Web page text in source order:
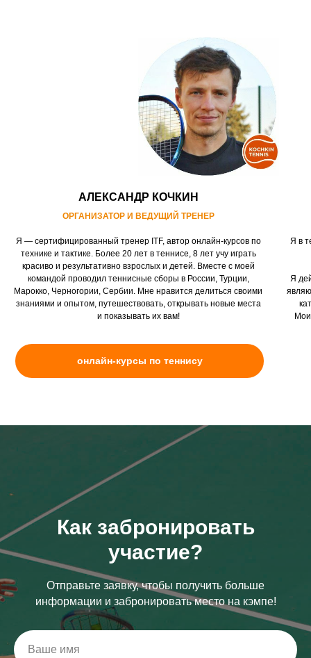
АЛЕКСАНДР КОЧКИН
ОРГАНИЗАТОР И ВЕДУЩИЙ ТРЕНЕР
Я — сертифицированный тренер ITF, автор онлайн-курсов по
технике и тактике. Более 20 лет в теннисе, 8 лет учу играть
красиво и результативно взрослых и детей. Вместе с моей
командой проводил теннисные сборы в России, Турции,
Марокко, Черногории, Сербии. Мне нравится делиться своими
знаниями и опытом, путешествовать, открывать новые места
и показывать их вам!
онлайн-курсы по теннису
Я в
Я
Мои
Как забронировать
участие?
Отправьте заявку, чтобы получить больше
информации и забронировать место на кэмпе!